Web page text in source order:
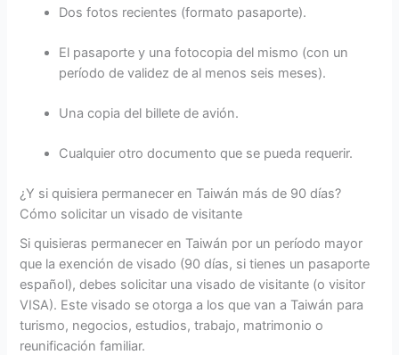
Dos fotos recientes (formato pasaporte).
El pasaporte y una fotocopia del mismo (con un
período de validez de al menos seis meses).
Una copia del billete de avión.
Cualquier otro documento que se pueda requerir.
¿Y si quisiera permanecer en Taiwán más de 90 días?
Cómo solicitar un visado de visitante
Si quisieras permanecer en Taiwán por un período mayor
que la exención de visado (90 días, si tienes un pasaporte
español), debes solicitar una visado de visitante (o visitor
VISA). Este visado se otorga a los que van a Taiwán para
turismo, negocios, estudios, trabajo, matrimonio o
reunificación familiar.